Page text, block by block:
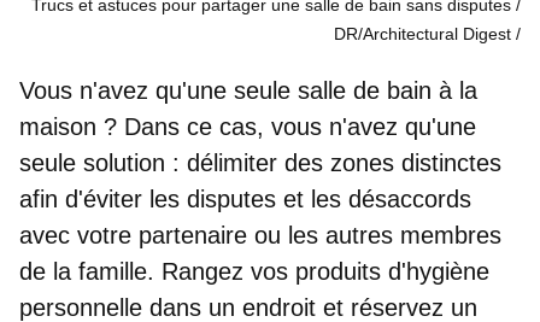
Trucs et astuces pour partager une salle de bain sans disputes /
DR/Architectural Digest
Vous n'avez qu'une seule salle de bain à la
maison ? Dans ce cas, vous n'avez qu'une
seule solution : délimiter des zones distinctes
afin d'éviter les disputes et les désaccords
avec votre partenaire ou les autres membres
de la famille. Rangez vos produits d'hygiène
personnelle dans un endroit et réservez un